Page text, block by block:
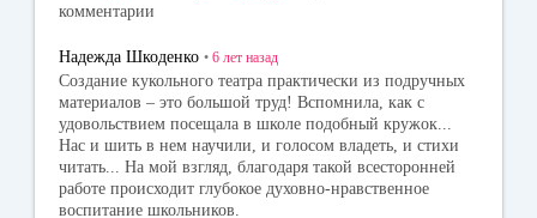
комментарии
Надежда Шкоденко • 6 лет назад
Создание кукольного театра практически из подручных
материалов – это большой труд! Вспомнила, как с
удовольствием посещала в школе подобный кружок...
Нас и шить в нем научили, и голосом владеть, и стихи
читать... На мой взгляд, благодаря такой всесторонней
работе происходит глубокое духовно-нравственное
воспитание школьников.